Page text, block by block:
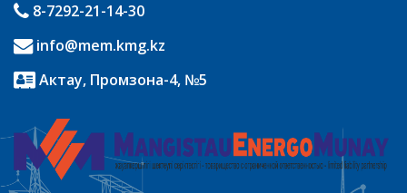
8-7292-21-14-30
info@mem.kmg.kz
Актау, Промзона-4, №5